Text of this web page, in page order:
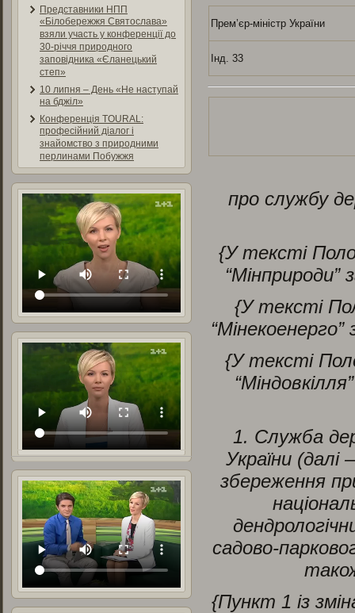
Представники НПП
«Білобережжя Святослава»
взяли участь у конференції до
30-річчя природного
заповідника «Єланецький
степ»
10 липня – День «Не наступай
на бджіл»
Конференція TOURAL:
професійний діалог і
знайомство з природними
перлинами Побужжя
Прем’єр-міністр України
Інд. 33
про службу
{У тексті
{У тексті
{У тексті
1. Служба
України
збереження
садово-
{Пункт 1 із